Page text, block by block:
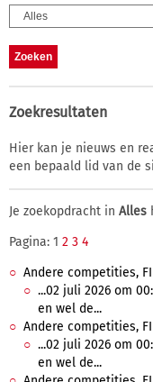
Zoekresultaten
Hier kan je nieuws en
een bepaald lid van de
Je zoekopdracht in Alles
Pagina: 1 2 3 4
Andere competities,
...02 juli 2026 om
en wel de...
Andere competities,
...02 juli 2026 om
en wel de...